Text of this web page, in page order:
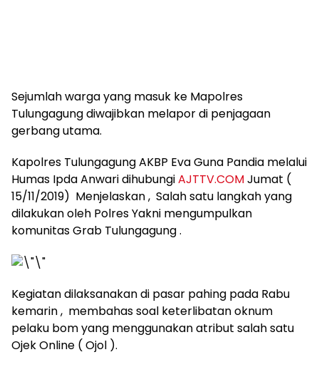
Sejumlah warga yang masuk ke Mapolres
Tulungagung diwajibkan melapor di penjagaan
gerbang utama.
Kapolres Tulungagung AKBP Eva Guna Pandia melalui
Humas Ipda Anwari dihubungiAJTTV.COMJumat (
15/11/2019) Menjelaskan , Salah satu langkah yang
dilakukan oleh Polres Yakni mengumpulkan
komunitas Grab Tulungagung .
Kegiatan dilaksanakan di pasar pahing pada Rabu
kemarin , membahas soal keterlibatan oknum
pelaku bom yang menggunakan atribut salah satu
Ojek Online ( Ojol ).